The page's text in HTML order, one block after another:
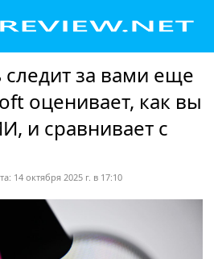
за вами еще
оценивает, как вы
и сравнивает с
14 октября 2025 г. в 17:10